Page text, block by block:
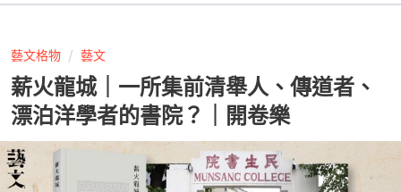
藝文格物 藝文
薪火龍城｜一所集前清舉人、傳道者、
漂泊洋學者的書院？｜開卷樂